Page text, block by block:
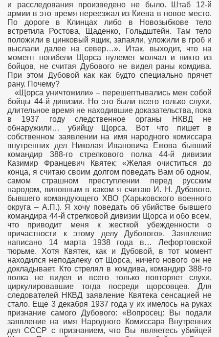
и расследования произведено не было. Штаб 12-й
армии в это время переезжал из Киева в новое место.
По дороге в Клинцах либо в Новозыбкове тело
встретила Ростова, Щаденко, Гольдштейн. Там тело
положили в цинковый ящик, запаяли, уложили в гроб и
выслали далее на север…». Итак, выходит, что на
момент погибели Щорса пулемет молчал и никто из
бойцов, не считая Дубового не видел раны комдива.
При этом Дубовой как как будто специально прячет
рану. Почему?
«Щорса уничтожили» – перешептывались меж собой
бойцы 44-й дивизии. Но это были всего только слухи,
длительное время не находившие доказательства, пока
в 1937 году следственное органы НКВД не
обнаружили… убийцу Щорса. Вот что пишет в
собственном заявлении на имя народного комиссара
внутренних дел Николая Ивановича Ежова бывший
командир 388-го стрелкового полка 44-й дивизии
Казимир Францевич Квятек: «Желая очиститься до
конца, я считаю своим долгом поведать Вам об одном,
самом страшном преступлении перед русским
народом, виновным в каком я считаю И. Н. Дубового,
бывшего командующего ХВО (Харьковского военного
округа – А.П.). Я хочу поведать об убийстве бывшего
командира 44-й стрелковой дивизии Щорса и обо всем,
что приводит меня к жесткой убежденности о
причастности к этому делу Дубового». Заявление
написано 14 марта 1938 года в… Лефортовской
тюрьме. Хотя Квятек, как и Дубовой, в тот момент
находился неподалеку от Щорса, ничего нового он не
докладывает. Кто стрелял в комдива, командир 388-го
полка не видел и всего только повторяет слухи,
циркулировавшие тогда посреди щорсовцев. Для
следователей НКВД заявление Квятека сенсацией не
стало. Еще 3 декабря 1937 года у их имелось на руках
признание самого Дубового: «Вопросец: Вы подали
заявление на имя Народного Комиссара Внутренних
дел СССР с признанием, что Вы являетесь убийцей